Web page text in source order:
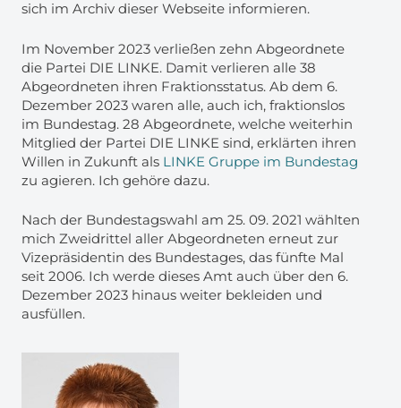
sich im Archiv dieser Webseite informieren.
Im November 2023 verließen zehn Abgeordnete
die Partei DIE LINKE. Damit verlieren alle 38
Abgeordneten ihren Fraktionsstatus. Ab dem 6.
Dezember 2023 waren alle, auch ich, fraktionslos
im Bundestag. 28 Abgeordnete, welche weiterhin
Mitglied der Partei DIE LINKE sind, erklärten ihren
Willen in Zukunft als LINKE Gruppe im Bundestag
zu agieren. Ich gehöre dazu.
Nach der Bundestagswahl am 25. 09. 2021 wählten
mich Zweidrittel aller Abgeordneten erneut zur
Vizepräsidentin des Bundestages, das fünfte Mal
seit 2006. Ich werde dieses Amt auch über den 6.
Dezember 2023 hinaus weiter bekleiden und
ausfüllen.